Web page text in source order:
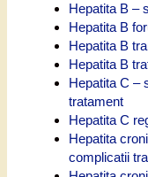
Hepatita B –
Hepatita B
Hepatita B
Hepatita B
Hepatita C –
tratament
Hepatita C
Hepatita
complicatii